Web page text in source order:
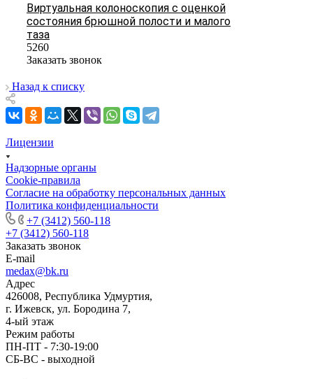
Виртуальная колоноскопия с оценкой
состояния брюшной полости и малого
таза
5260
Заказать звонок
Назад к списку
Лицензии
Надзорные органы
Cookie-правила
Согласие на обработку персональных данных
Политика конфиденциальности
+7 (3412) 560-118
+7 (3412) 560-118
Заказать звонок
E-mail
medax@bk.ru
Адрес
426008, Республика Удмуртия,
г. Ижевск, ул. Бородина 7,
4-ый этаж
Режим работы
ПН-ПТ - 7:30-19:00
СБ-ВС - выходной